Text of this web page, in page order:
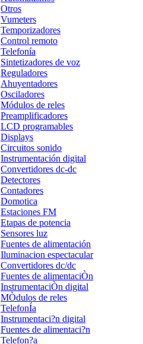
Otros
Vumeters
Temporizadores
Control remoto
Telefonía
Sintetizadores de voz
Reguladores
Ahuyentadores
Osciladores
Módulos de reles
Preamplificadores
LCD programables
Displays
Circuitos sonido
Instrumentación digital
Convertidores dc-dc
Detectores
Contadores
Domotica
Estaciones FM
Etapas de potencia
Sensores luz
Fuentes de alimentación
Iluminacion espectacular
Convertidores dc/dc
Fuentes de alimentaciÒn
InstrumentaciÒn digital
MÒdulos de reles
TelefonÍa
Instrumentaci?n digital
Fuentes de alimentaci?n
Telefon?a